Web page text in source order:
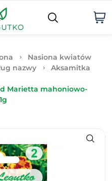
Nasiona kwiatów
nazwy
Aksamitka
Marietta mahoniowo-